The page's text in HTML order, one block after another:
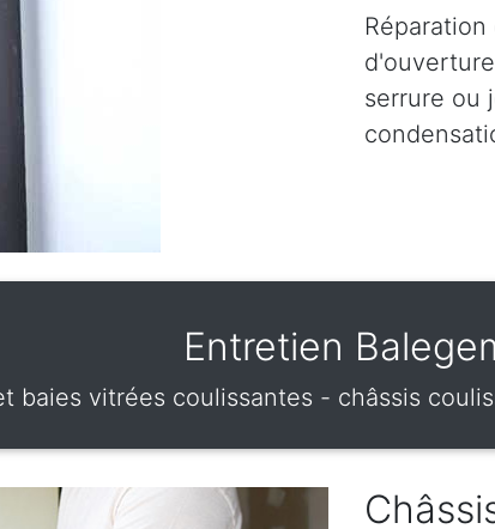
serrure ou
Entretien
baies vitrées coulissantes - châssis